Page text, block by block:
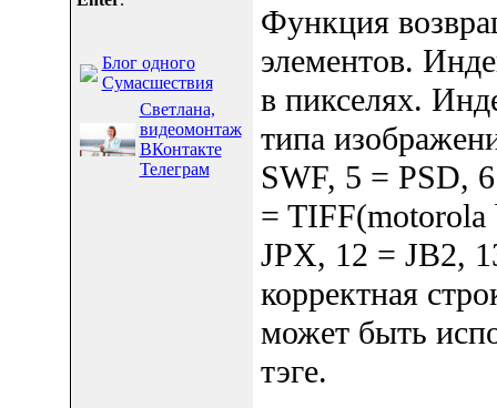
Блог одного
Сумасшествия
Светлана,
видеомонтаж
ВКонтакте
Телеграм
Функция
элементов.
в пикселях.
типа
SWF, 5 = PSD,
= TIFF(motorola
JPX, 12 = JB2,
корректная
может быть
тэге.